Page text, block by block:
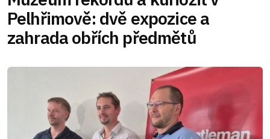
Pelhřimově: dvě expozice a
zahrada obřích předmětů